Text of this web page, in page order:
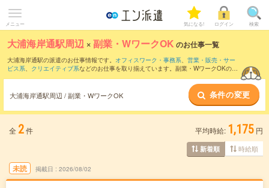
メニュー 気になる! ログイン 検索
大浦海岸通駅周辺 ×副業・WワークOK のお仕事一覧
大浦海岸通駅の派遣のお仕事情報です。 オフィスワーク・事務系、 営業・販売・サー
ビス系、 クリエイティブ系などのお仕事を取り揃えています。副業・WワークOKの条
大浦海岸通駅周辺 / 副業・WワークOK 条件の変更
全 2件 平均時給: 1,175 円
新着順 時給順
未読 掲載日 2026/08/02